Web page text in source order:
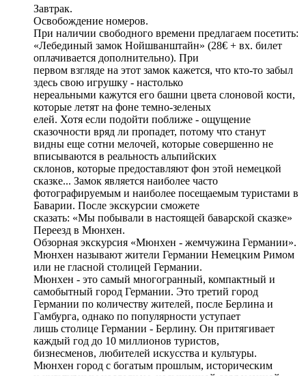
Завтрак.
Освобождение номеров.
При наличии свободного времени предлагаем посетить:
«Лебединый замок Нойшванштайн» (28€ + вх. билет
оплачивается дополнительно). При
первом взгляде на этот замок кажется, что кто-то забыл
здесь свою игрушку - настолько
нереальными кажутся его башни цвета слоновой кости,
которые летят на фоне темно-зеленых
елей. Хотя если подойти поближе - ощущение
сказочности вряд ли пропадет, потому что станут
видны еще сотни мелочей, которые совершенно не
вписываются в реальность альпийских
склонов, которые предоставляют фон этой немецкой
сказке... Замок является наиболее часто
фотографируемым и наиболее посещаемым туристами в
Баварии. После экскурсии сможете
сказать: «Мы побывали в настоящей баварской сказке»
Переезд в Мюнхен.
Обзорная экскурсия «Мюнхен - жемчужина Германии».
Мюнхен называют жители Германии Немецким Римом
или не гласной столицей Германии.
Мюнхен - это самый многогранный, компактный и
самобытный город Германии. Это третий город
Германии по количеству жителей, после Берлина и
Гамбурга, однако по популярности уступает
лишь столице Германии - Берлину. Он притягивает
каждый год до 10 миллионов туристов,
бизнесменов, любителей искусства и культуры.
Мюнхен город с богатым прошлым, историческим